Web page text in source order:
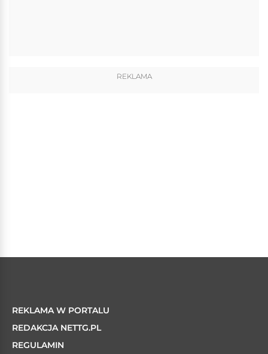
REKLAMA
REKLAMA W PORTALU
REDAKCJA NETTG.PL
REGULAMIN